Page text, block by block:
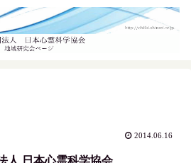
2014.06.16
人 日本心霊科学協会